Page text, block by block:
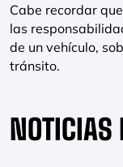
Cabe recordar
las
de un vehículo,
tránsito.
NOTICIAS